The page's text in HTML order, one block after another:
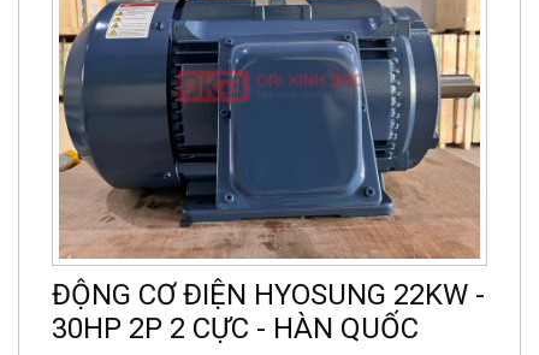
ĐỘNG CƠ ĐIỆN HYOSUNG 22KW -
30HP 2P 2 CỰC - HÀN QUỐC